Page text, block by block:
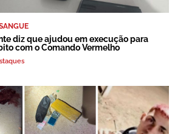
diz que ajudou em execução para
com o Comando Vermelho